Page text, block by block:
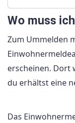
Wo muss
Zum Ummelden
erscheinen. Dort
du erhältst eine
Das